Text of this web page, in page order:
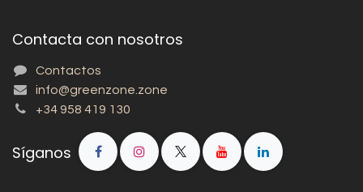
Contacta con nosotros
Contactos
info@greenzone.zone
+34 958 419 130
Síganos